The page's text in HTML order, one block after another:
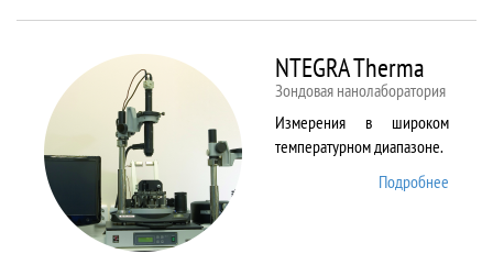
NTEGRA Therma
Зондовая нанолаборатория
Измерения в широком
температурном диапазоне.
Подробнее